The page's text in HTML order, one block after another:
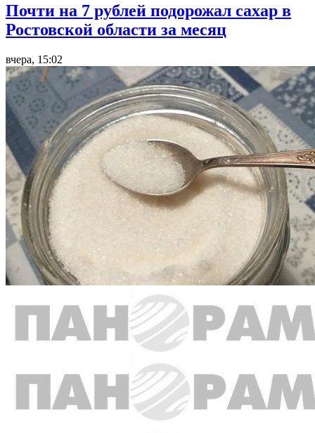
Почти на 7 рублей подорожал сахар в
Ростовской области за месяц
вчера, 15:02